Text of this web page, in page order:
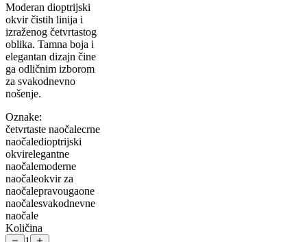
Moderan dioptrijski
okvir čistih linija i
izraženog četvrtastog
oblika. Tamna boja i
elegantan dizajn čine
ga odličnim izborom
za svakodnevno
nošenje.
Oznake:
četvrtaste naočalecrne
naočaledioptrijski
okvirelegantne
naočalemoderne
naočaleokvir za
naočalepravougaone
naočalesvakodnevne
naočale
Količina